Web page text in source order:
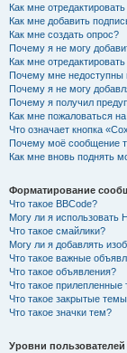
Как мне
Как мне добавить
Как мне создать опрос?
Почему я не могу
Как мне
Почему мне
Почему я не могу
Почему я получил
Как мне пожаловаться
Что означает кнопка
Почему моё сообщение
Как мне вновь поднять
Форматирование
Что такое BBCode?
Могу ли я использовать
Что такое смайлики?
Могу ли я добавлять
Что такое важные
Что такое объявления?
Что такое прилепленные
Что такое закрытые
Что такое значки тем?
Уровни